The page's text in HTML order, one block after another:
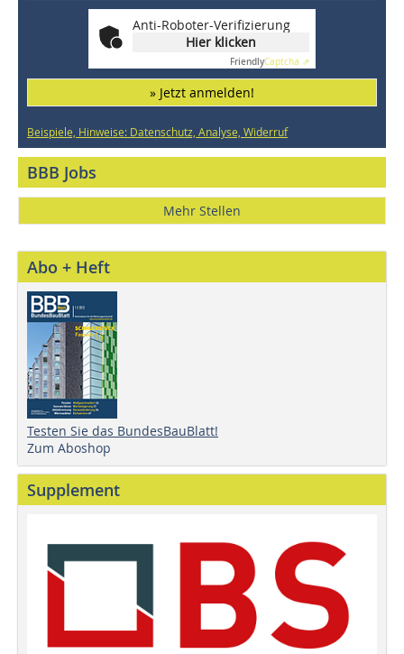
Anti-Roboter-Verifizierung
Hier klicken
FriendlyCaptcha ⇗
» Jetzt anmelden!
Beispiele, Hinweise: Datenschutz, Analyse, Widerruf
BBB Jobs
Mehr Stellen
Abo + Heft
Testen Sie das BundesBauBlatt!
Zum Aboshop
Supplement